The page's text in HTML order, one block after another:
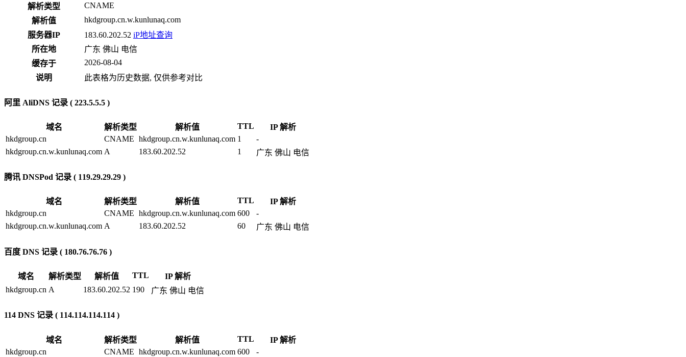
解析类型
CNAME
解析值
hkdgroup.cn.w.kunlunaq.com
服务器IP
183.60.202.52 iP地址查询
所在地
广东 佛山 电信
缓存于
2026-08-04
说明
此表格为历史数据, 仅供参考对比
阿里 AliDNS 记录 ( 223.5.5.5 )
域名 解析类型 解析值 TTL
IP 解析
hkdgroup.cn
CNAME hkdgroup.cn.w.kunlunaq.com 1
-
hkdgroup.cn.w.kunlunaq.com A 183.60.202.52 1 广东 佛山 电信
腾讯 DNSPod 记录 ( 119.29.29.29 )
域名 解析类型 解析值 TTL
IP 解析
hkdgroup.cn
CNAME hkdgroup.cn.w.kunlunaq.com 600
-
hkdgroup.cn.w.kunlunaq.com A 183.60.202.52 60 广东 佛山 电信
百度 DNS 记录 ( 180.76.76.76 )
域名 解析类型 解析值 TTL
IP 解析
hkdgroup.cn A 183.60.202.52 190 广东 佛山 电信
114 DNS 记录 ( 114.114.114.114 )
域名 解析类型 解析值 TTL
IP 解析
hkdgroup.cn
CNAME hkdgroup.cn.w.kunlunaq.com 600 -